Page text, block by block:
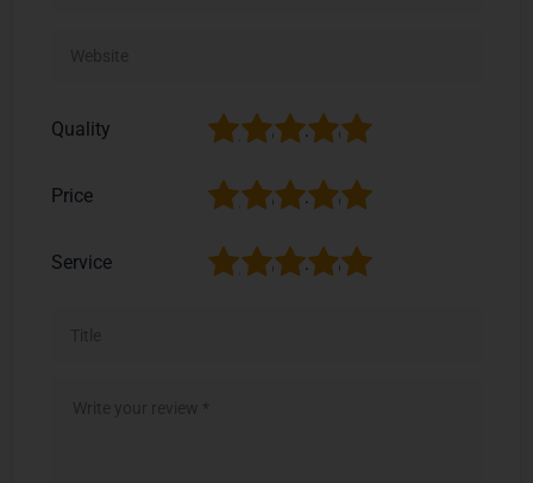
Quality 5
4
3
2
Price 5
4
3
2
Service 5
4
3
2